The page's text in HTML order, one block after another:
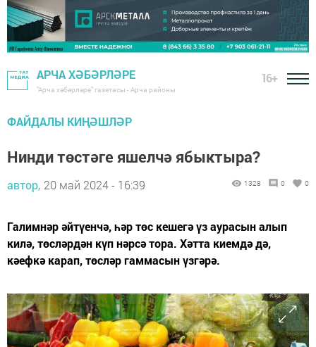
АРЧА ХӘБӘРЛӘРЕ
"Арча хәбәрләре" газетасы - Арча районы
16+
ФАЙДАЛЫ КИҢӘШЛӘР
Нинди төстәге яшелчә ябыктыра?
автор, 20 май 2024 - 16:39 1328 0 0
Галимнәр әйтүенчә, һәр төс кешегә үз аурасын алып
килә, төсләрдән күп нәрсә тора. Хәтта киемдә дә,
кәефкә карап, төсләр гаммасын үзгәрә.